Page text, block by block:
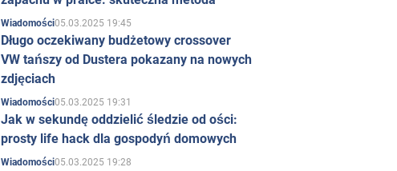
Wiadomości05.03.2025 19:45
Długo oczekiwany budżetowy crossover
VW tańszy od Dustera pokazany na nowych
zdjęciach
Wiadomości05.03.2025 19:31
Jak w sekundę oddzielić śledzie od ości:
prosty life hack dla gospodyń domowych
Wiadomości05.03.2025 19:28